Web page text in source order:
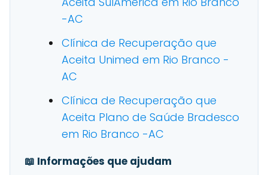
-AC
Clínica de Recuperação que
Aceita Unimed em Rio Branco -
AC
Clínica de Recuperação que
Aceita Plano de Saúde Bradesco
em Rio Branco -AC
📖 Informações que ajudam